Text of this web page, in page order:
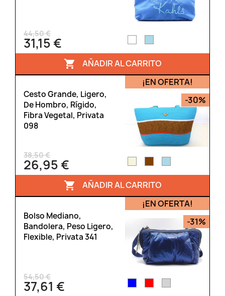
44,50 €
31,15 €
 AÑADIR AL CARRITO
Cesto Grande, Ligero,
De Hombro, Rígido,
Fibra Vegetal, Privata
098
38,50 €
26,95 €
¡EN OFERTA!
-30%
 AÑADIR AL CARRITO
Bolso Mediano,
Bandolera, Peso Ligero,
Flexible, Privata 341
54,50 €
37,61 €
¡EN OFERTA!
-31%